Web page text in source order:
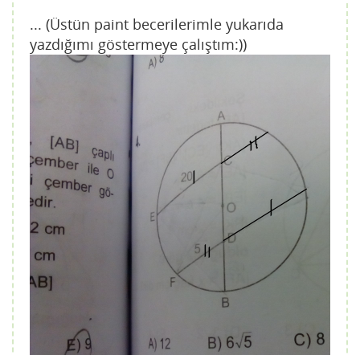
... (Üstün paint becerilerimle yukarıda
yazdığımı göstermeye çalıştım:))